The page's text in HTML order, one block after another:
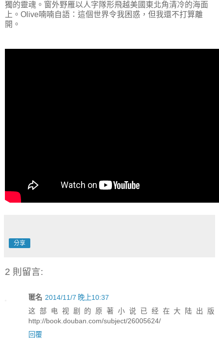
獨的靈魂。窗外野雁以人字隊形飛越美國東北角清冷的海面
上。Olive喃喃自語：這個世界令我困惑，但我還不打算離
開。
分享
2 則留言:
匿名 2014/11/7 晚上10:37
这部电视剧的原著小说已经在大陆出版
http://book.douban.com/subject/26005624/
回覆